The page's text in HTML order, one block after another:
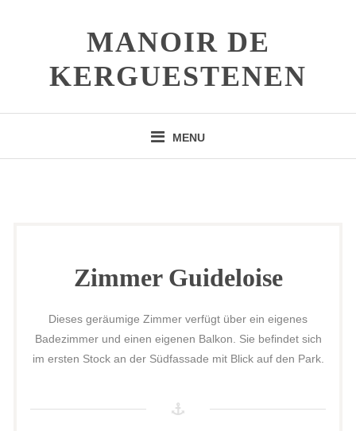
MANOIR DE
KERGUESTENEN
MENU
Zimmer Guideloise
Dieses geräumige Zimmer verfügt über ein eigenes
Badezimmer und einen eigenen Balkon. Sie befindet sich
im ersten Stock an der Südfassade mit Blick auf den Park.